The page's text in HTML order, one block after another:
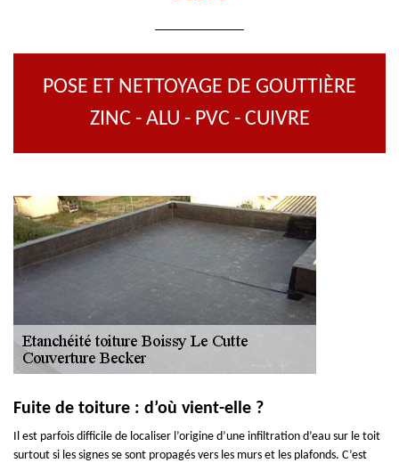
POSE ET NETTOYAGE DE GOUTTIÈRE
ZINC - ALU - PVC - CUIVRE
Fuite de toiture : d’où vient-elle ?
Il est parfois difficile de localiser l’origine d’une infiltration d’eau sur le toit
surtout si les signes se sont propagés vers les murs et les plafonds. C’est